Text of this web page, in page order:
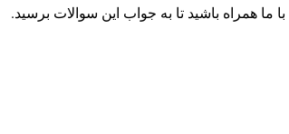
ما همراه باشید تا به جواب این سوالات برسید.